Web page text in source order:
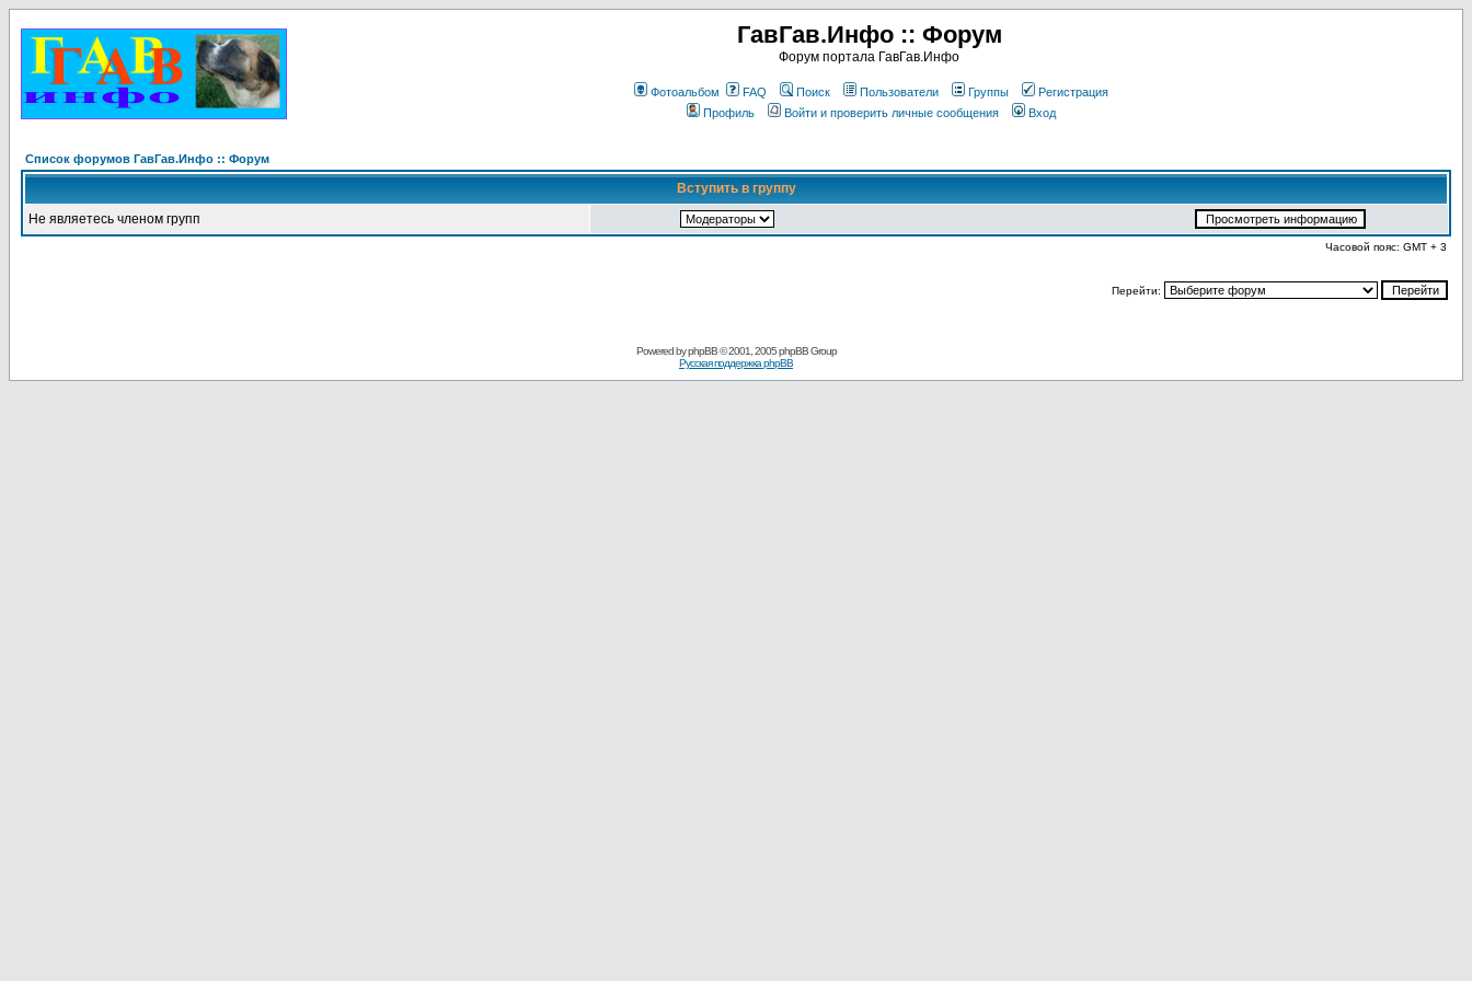
ГавГав.Инфо :: Форум
Форум портала ГавГав.Инфо
Фотоальбом FAQ Поиск Пользователи Группы
Регистрация
Профиль
Войти и проверить личные сообщения Вход
Список форумов ГавГав.Инфо :: Форум
Вступить в группу
Не являетесь членом групп
Часовой пояс: GMT + 3
Перейти:
Powered byphpBB© 2001, 2005 phpBB Group
Русская поддержка phpBB